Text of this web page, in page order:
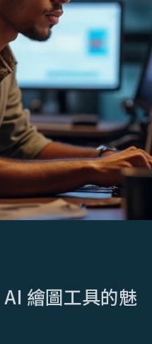
繪圖工具的魅